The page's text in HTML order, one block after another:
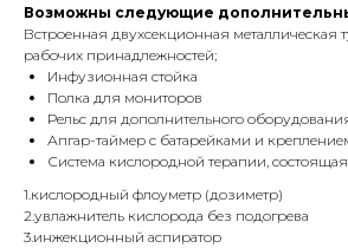
Возможны следующие
Встроенная двухсекционная металлическая
рабочих принадлежностей;
Инфузионная стойка
Полка для мониторов
Рельс для дополнительного
Апгар-таймер с батарейками и
Система кислородной терапии,
1.кислородный флоуметр (дозиметр)
2.увлажнитель кислорода без подогрева
3.инжекционный аспиратор